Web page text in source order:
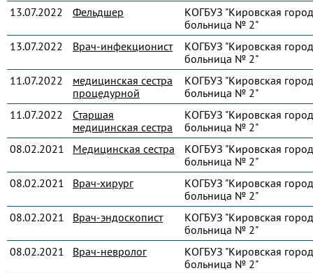
13.07.2022
Фельдшер
КОГБУЗ "Кировская
больница № 2"
13.07.2022
Врач-инфекционист
КОГБУЗ "Кировская
больница № 2"
11.07.2022
медицинская сестра
процедурной
КОГБУЗ "Кировская
больница № 2"
11.07.2022
Старшая
медицинская сестра
КОГБУЗ "Кировская
больница № 2"
08.02.2021
Медицинская сестра
КОГБУЗ "Кировская
больница № 2"
08.02.2021
Врач-хирург
КОГБУЗ "Кировская
больница № 2"
08.02.2021
Врач-эндоскопист
КОГБУЗ "Кировская
больница № 2"
08.02.2021
Врач-невролог
КОГБУЗ "Кировская
больница № 2"